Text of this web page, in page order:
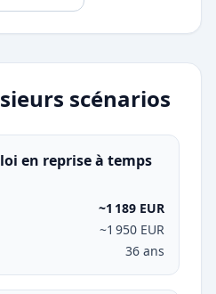
scénarios
en reprise à temps
~1 189 EUR
~1 950 EUR
36 ans